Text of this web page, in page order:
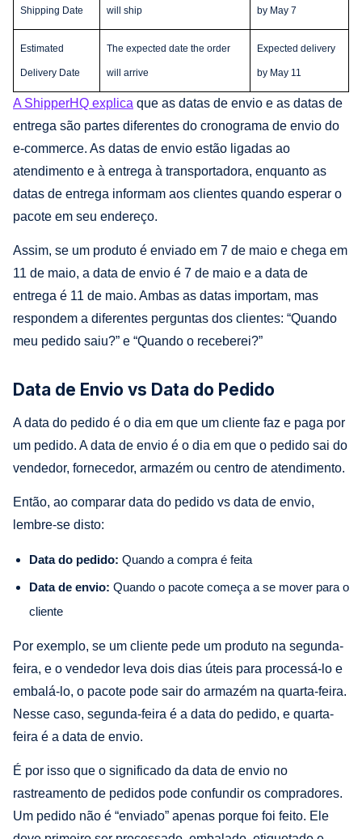
Shipping Date will ship by May 7
Estimated
Delivery Date
The expected date the order
will arrive
Expected delivery
by May 11
A ShipperHQ explica que as datas de envio e as datas de
entrega são partes diferentes do cronograma de envio do
e-commerce. As datas de envio estão ligadas ao
atendimento e à entrega à transportadora, enquanto as
datas de entrega informam aos clientes quando esperar o
pacote em seu endereço.
Assim, se um produto é enviado em 7 de maio e chega em
11 de maio, a data de envio é 7 de maio e a data de
entrega é 11 de maio. Ambas as datas importam, mas
respondem a diferentes perguntas dos clientes: “Quando
meu pedido saiu?” e “Quando o receberei?”
Data de Envio vs Data do Pedido
A data do pedido é o dia em que um cliente faz e paga por
um pedido. A data de envio é o dia em que o pedido sai do
vendedor, fornecedor, armazém ou centro de atendimento.
Então, ao comparar data do pedido vs data de envio,
lembre-se disto:
Data do pedido: Quando a compra é feita
Data de envio: Quando o pacote começa a se mover para o
cliente
Por exemplo, se um cliente pede um produto na segunda-
feira, e o vendedor leva dois dias úteis para processá-lo e
embalá-lo, o pacote pode sair do armazém na quarta-feira.
Nesse caso, segunda-feira é a data do pedido, e quarta-
feira é a data de envio.
É por isso que o significado da data de envio no
rastreamento de pedidos pode confundir os compradores.
Um pedido não é “enviado” apenas porque foi feito. Ele